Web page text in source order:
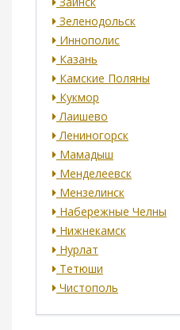
Зеленодольск
Иннополис
Казань
Камские Поляны
Кукмор
Лаишево
Лениногорск
Мамадыш
Менделеевск
Мензелинск
Набережные Челны
Нижнекамск
Нурлат
Тетюши
Чистополь